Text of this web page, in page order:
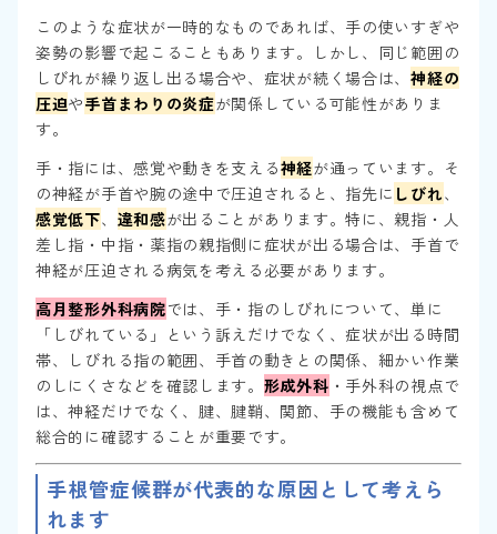
このような症状が一時的なものであれば、手の使いすぎや
姿勢の影響で起こることもあります。しかし、同じ範囲の
しびれが繰り返し出る場合や、症状が続く場合は、神経の
圧迫や手首まわりの炎症が関係している可能性がありま
す。
手・指には、感覚や動きを支える神経が通っています。そ
の神経が手首や腕の途中で圧迫されると、指先に しびれ、
感覚低下、 違和感が出ることがあります。特に、親指・人
差し指・中指・薬指の親指側に症状が出る場合は、手首で
神経が圧迫される病気を考える必要があります。
高月整形外科病院では、手・指のしびれについて、単に
「しびれている」という訴えだけでなく、症状が出る時間
帯、しびれる指の範囲、手首の動きとの関係、細かい作業
のしにくさなどを確認します。 形成外科 ・手外科の視点で
は、神経だけでなく、腱、腱鞘、関節、手の機能も含めて
総合的に確認することが重要です。
手根管症候群が代表的な原因として考えら
れます